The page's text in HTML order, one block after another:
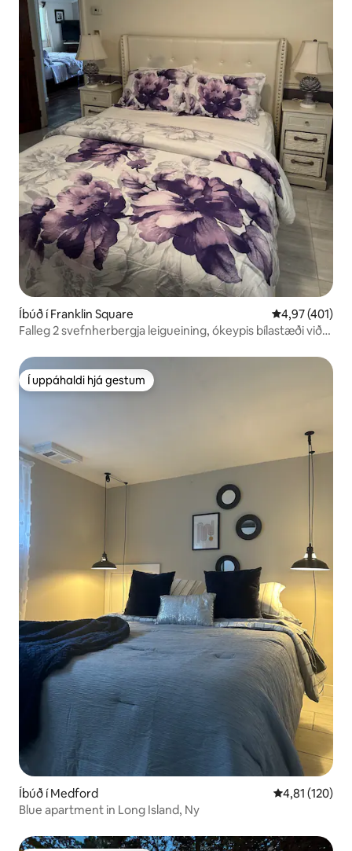
Íbúð í Franklin Square 4,97 af 5 í
4,97 (401)
Falleg 2 svefnherbergja leigueining, ókeypis bílastæði við
Í uppáhaldi hjá gestum
Í uppáhaldi hjá gestum
Íbúð í Medford 4,81 af 5 í
4,81 (120)
Blue apartment in Long Island, Ny